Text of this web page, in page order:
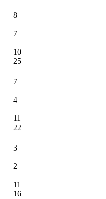
8
7
10
25
7
4
11
22
3
2
11
16